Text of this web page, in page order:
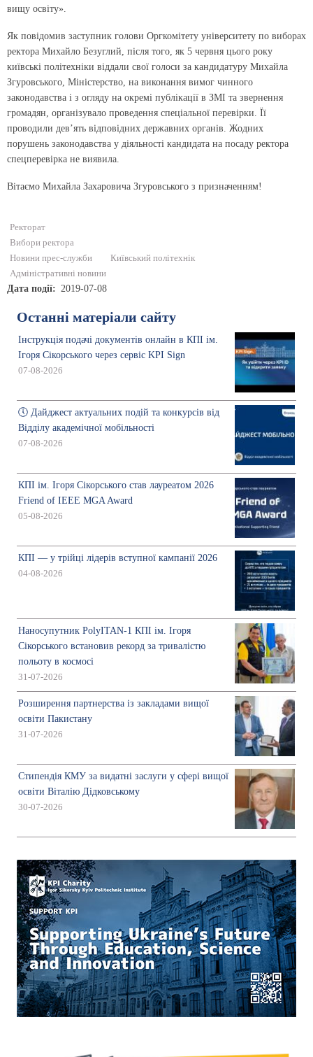
вищу освіту».
Як повідомив заступник голови Оргкомітету університету по виборах
ректора Михайло Безуглий, після того, як 5 червня цього року
київські політехніки віддали свої голоси за кандидатуру Михайла
Згуровського, Міністерство, на виконання вимог чинного
законодавства і з огляду на окремі публікації в ЗМІ та звернення
громадян, організувало проведення спеціальної перевірки. Її
проводили дев’ять відповідних державних органів. Жодних
порушень законодавства у діяльності кандидата на посаду ректора
спецперевірка не виявила.
Вітаємо Михайла Захаровича Згуровського з призначенням!
Ректорат
Вибори ректора
Новини прес-служби
Київський політехнік
Адміністративні новини
Дата події 2019-07-08
Останні матеріали сайту
Інструкція подачі документів онлайн в КПІ ім.
Ігоря Сікорського через сервіс KPI Sign
07-08-2026
🕔 Дайджест актуальних подій та конкурсів від
Відділу академічної мобільності
07-08-2026
КПІ ім. Ігоря Сікорського став лауреатом 2026
Friend of IEEE MGA Award
05-08-2026
КПІ — у трійці лідерів вступної кампанії 2026
04-08-2026
Наносупутник PolyITAN-1 КПІ ім. Ігоря
Сікорського встановив рекорд за тривалістю
польоту в космосі
31-07-2026
Розширення партнерства із закладами вищої
освіти Пакистану
31-07-2026
Стипендія КМУ за видатні заслуги у сфері вищої
освіти Віталію Дідковському
30-07-2026